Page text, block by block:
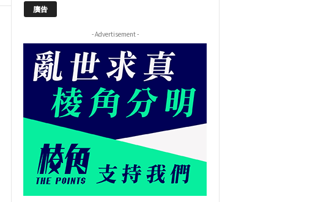
廣告
- Advertisement -